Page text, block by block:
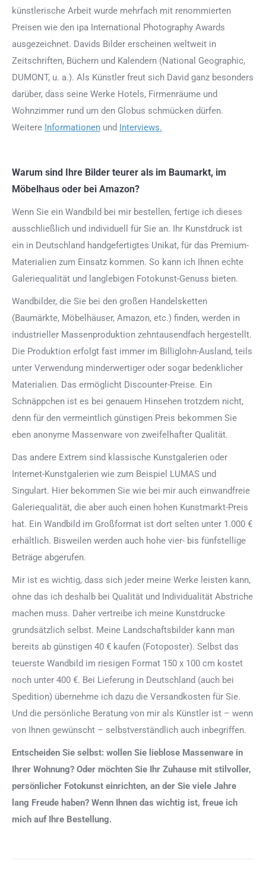
künstlerische Arbeit wurde mehrfach mit renommierten
Preisen wie den ipa International Photography Awards
ausgezeichnet. Davids Bilder erscheinen weltweit in
Zeitschriften, Büchern und Kalendern (National Geographic,
DUMONT, u. a.). Als Künstler freut sich David ganz besonders
darüber, dass seine Werke Hotels, Firmenräume und
Wohnzimmer rund um den Globus schmücken dürfen.
Weitere Informationen und Interviews.
Warum sind Ihre Bilder teurer als im Baumarkt, im
Möbelhaus oder bei Amazon?
Wenn Sie ein Wandbild bei mir bestellen, fertige ich dieses
ausschließlich und individuell für Sie an. Ihr Kunstdruck ist
ein in Deutschland handgefertigtes Unikat, für das Premium-
Materialien zum Einsatz kommen. So kann ich Ihnen echte
Galeriequalität und langlebigen Fotokunst-Genuss bieten.
Wandbilder, die Sie bei den großen Handelsketten
(Baumärkte, Möbelhäuser, Amazon, etc.) finden, werden in
industrieller Massenproduktion zehntausendfach hergestellt.
Die Produktion erfolgt fast immer im Billiglohn-Ausland, teils
unter Verwendung minderwertiger oder sogar bedenklicher
Materialien. Das ermöglicht Discounter-Preise. Ein
Schnäppchen ist es bei genauem Hinsehen trotzdem nicht,
denn für den vermeintlich günstigen Preis bekommen Sie
eben anonyme Massenware von zweifelhafter Qualität.
Das andere Extrem sind klassische Kunstgalerien oder
Internet-Kunstgalerien wie zum Beispiel LUMAS und
Singulart. Hier bekommen Sie wie bei mir auch einwandfreie
Galeriequalität, die aber auch einen hohen Kunstmarkt-Preis
hat. Ein Wandbild im Großformat ist dort selten unter 1.000 €
erhältlich. Bisweilen werden auch hohe vier- bis fünfstellige
Beträge abgerufen.
Mir ist es wichtig, dass sich jeder meine Werke leisten kann,
ohne das ich deshalb bei Qualität und Individualität Abstriche
machen muss. Daher vertreibe ich meine Kunstdrucke
grundsätzlich selbst. Meine Landschaftsbilder kann man
bereits ab günstigen 40 € kaufen (Fotoposter). Selbst das
teuerste Wandbild im riesigen Format 150 x 100 cm kostet
noch unter 400 €. Bei Lieferung in Deutschland (auch bei
Spedition) übernehme ich dazu die Versandkosten für Sie.
Und die persönliche Beratung von mir als Künstler ist – wenn
von Ihnen gewünscht – selbstverständlich auch inbegriffen.
Entscheiden Sie selbst: wollen Sie lieblose Massenware in
Ihrer Wohnung? Oder möchten Sie Ihr Zuhause mit stilvoller,
persönlicher Fotokunst einrichten, an der Sie viele Jahre
lang Freude haben? Wenn Ihnen das wichtig ist, freue ich
mich auf Ihre Bestellung.